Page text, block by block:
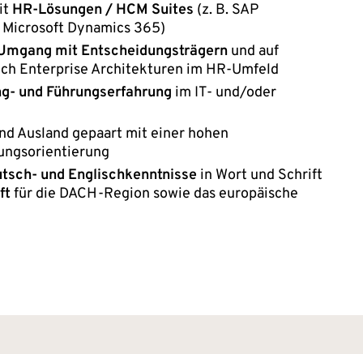
HR-Lösungen / HCM Suites (z. B. SAP
Microsoft Dynamics 365)
mit Entscheidungsträgern und auf
Enterprise Architekturen im HR-Umfeld
und Führungserfahrung im IT- und/oder
Ausland gepaart mit einer hohen
und Englischkenntnisse in Wort und Schrift
für die DACH-Region sowie das europäische